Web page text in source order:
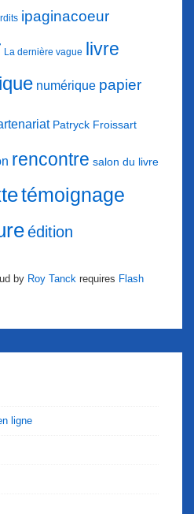
ipaginacoeur
La dernière vague livre
numérique papier
Patryck Froissart
rencontre salon du livre
témoignage
édition
by Roy Tanck requires Flash
ligne